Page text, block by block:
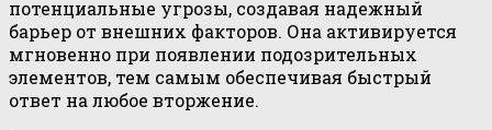
потенциальные угрозы, создавая надежный
барьер от внешних факторов. Она активируется
мгновенно при появлении подозрительных
элементов, тем самым обеспечивая быстрый
ответ на любое вторжение.